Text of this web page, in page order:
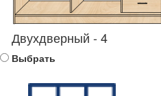
Двухдверный - 4
Выбрать